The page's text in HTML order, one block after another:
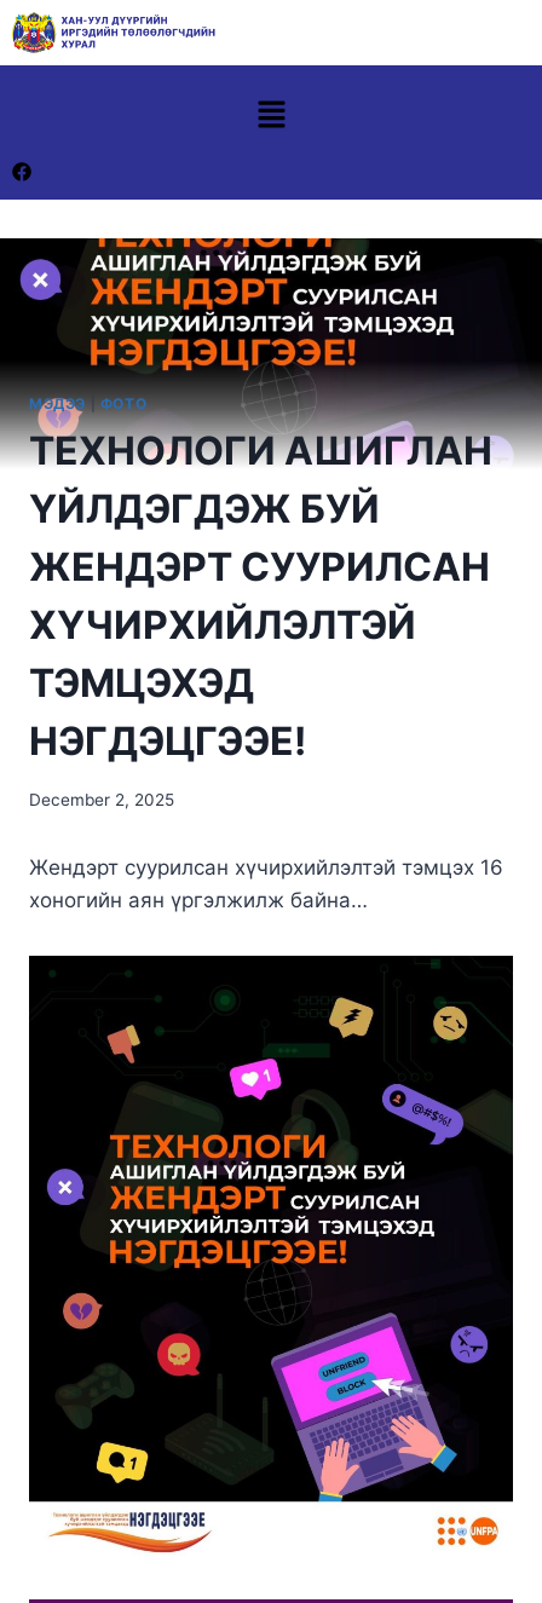
МЭДЭЭ ФОТО
ТЕХНОЛОГИ АШИГЛАН
ҮЙЛДЭГДЭЖ БУЙ
ЖЕНДЭРТ СУУРИЛСАН
ХҮЧИРХИЙЛЭЛТЭЙ
ТЭМЦЭХЭД
НЭГДЭЦГЭЭЕ!
December 2, 2025
Жендэрт суурилсан хүчирхийлэлтэй тэмцэх 16
хоногийн аян үргэлжилж байна…